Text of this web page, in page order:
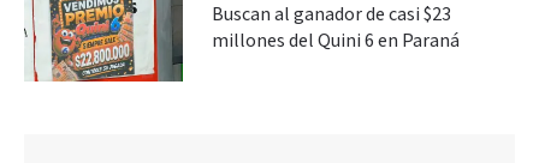
Buscan al ganador de casi $23
millones del Quini 6 en Paraná